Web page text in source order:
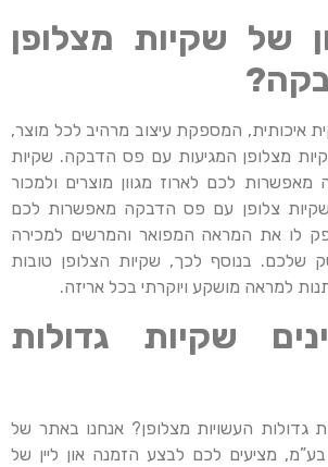
של שקיות מצלופן
איכותית, המספקת עיצוב מרהיב לכל מוצר,
מצלופן המגיעות עם פס הדבקה. שקיות
לכם לארוז מגוון מוצרים ולמכור
שקיות צלופן עם פס הדבקה מאפשרות לכם
לו את המראה המפואר והמרשים למכירה
שלכם. בנוסף לכך, שקיות הצלופן טובות
למראה מושקע ויוקרתי בכל אריזה.
שקיות גדולות
גדולות העשויות מצלופן? אנחנו באתר של
מציעים לכם לבצע הזמנה און ליין של